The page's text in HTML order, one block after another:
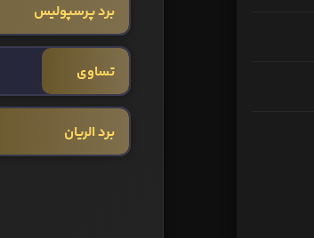
برد پرسپولیس
تساوی
برد الریان